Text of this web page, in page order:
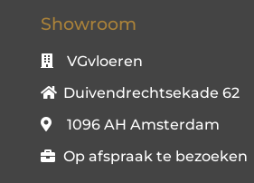
Showroom
VGvloeren
Duivendrechtsekade 62
1096 AH Amsterdam
Op afspraak te bezoeken